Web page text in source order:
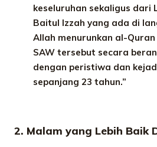
keseluruhan sekaligus dari
Baitul Izzah yang ada di
Allah menurunkan al-
SAW tersebut secara
dengan peristiwa dan
sepanjang 23 tahun.”
2. Malam yang Lebih Baik